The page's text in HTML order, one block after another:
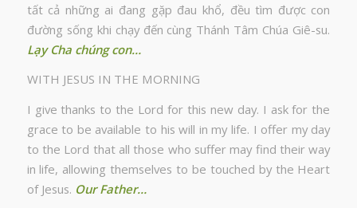
tất cả những ai đang gặp đau khổ, đều tìm được con
đường sống khi chạy đến cùng Thánh Tâm Chúa Giê-su.
Lạy Cha chúng con…
WITH JESUS IN THE MORNING
I give thanks to the Lord for this new day. I ask for the
grace to be available to his will in my life. I offer my day
to the Lord that all those who suffer may find their way
in life, allowing themselves to be touched by the Heart
of Jesus. Our Father…